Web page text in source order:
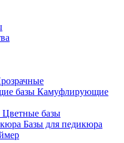
Камуфлирующие
Цветные базы
Базы для педикюра